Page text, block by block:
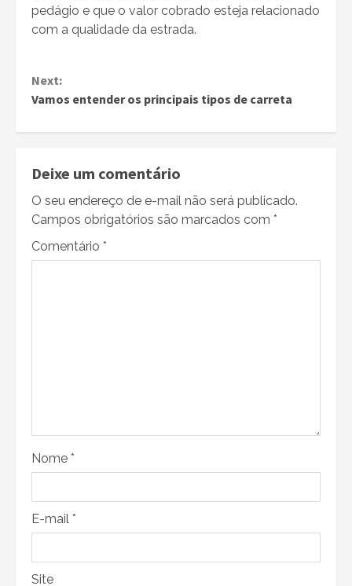
pedágio e que o valor cobrado esteja relacionado
com a qualidade da estrada.
Continue
Reading
Next:
Vamos entender os principais tipos de carreta
Deixe um comentário
O seu endereço de e-mail não será publicado.
Campos obrigatórios são marcados com *
Comentário *
Nome *
E-mail *
Site